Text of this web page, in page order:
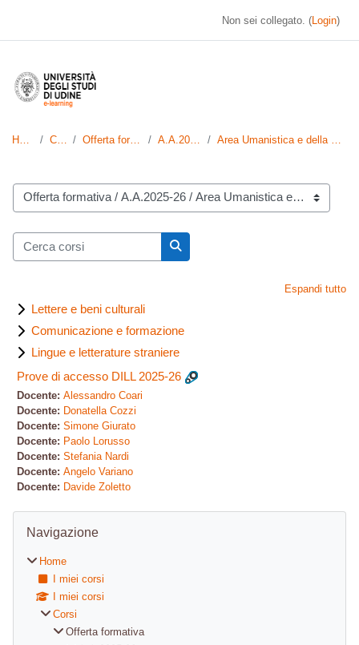
Non sei collegato. (Login)
Home Corsi Offerta formativa A.A.2025-26 Area Umanistica e della Formazione
Categorie di corso
Cerca corsi
Cerca corsi
Espandi tutto
Lettere e beni culturali
Comunicazione e formazione
Lingue e letterature straniere
Prove di accesso DILL 2025-26
Docente: Alessandro Coari
Docente: Donatella Cozzi
Docente: Simone Giurato
Docente: Paolo Lorusso
Docente: Stefania Nardi
Docente: Angelo Variano
Docente: Davide Zoletto
Navigazione
Home
I miei corsi
I miei corsi
Corsi
Offerta formativa